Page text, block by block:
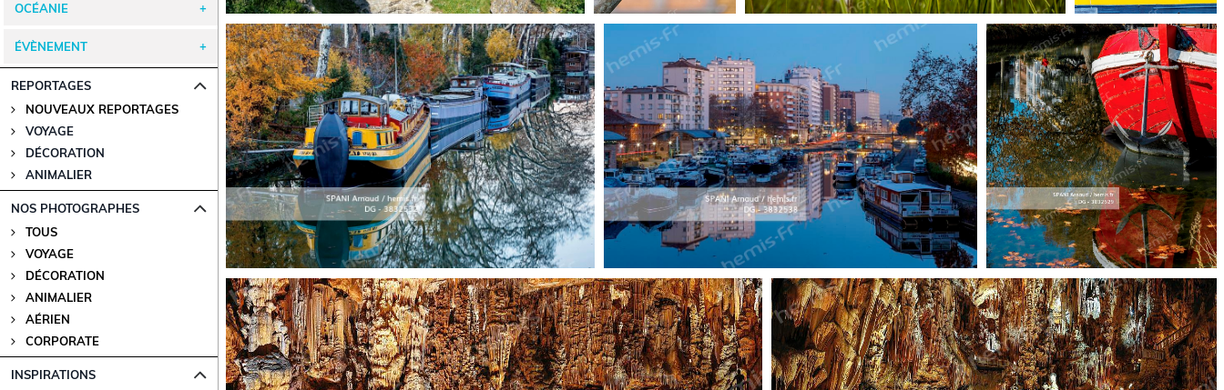
OCÉANIE
ÉVÈNEMENT
REPORTAGES
NOUVEAUX REPORTAGES
VOYAGE
DÉCORATION
ANIMALIER
NOS PHOTOGRAPHES
TOUS
VOYAGE
DÉCORATION
ANIMALIER
AÉRIEN
CORPORATE
INSPIRATIONS